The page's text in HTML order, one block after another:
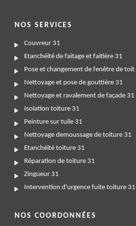
NOS SERVICES
Couvreur 31
Etanchéité de faitage et faitière 31
Pose et changement de fenêtre de toit
Nettoyage et pose de gouttière 31
Nettoyage et ravalement de façade 31
Isolation toiture 31
Peinture sur tuile 31
Nettoyage demoussage de toiture 31
Etanchéité toiture 31
Réparation de toiture 31
Zingueur 31
Intervention d'urgence fuite toiture 31
NOS COORDONNÉES